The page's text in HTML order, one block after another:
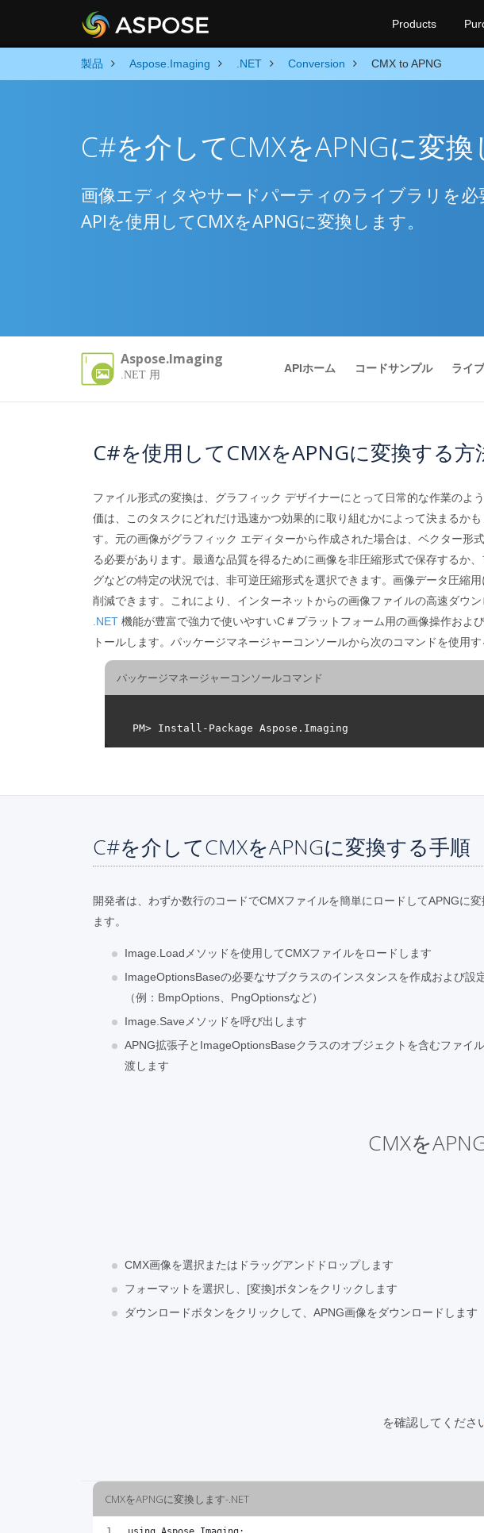
Products
製品 Aspose.Imaging .NET Conversion CMX to APNG
C#を介してCMXをAPNGに変換
画像エディタやサードパーティのライブラリを
APIを使用してCMXをAPNGに変換します。
Aspose.Imaging
.NET 用
APIホーム コードサンプル ライ
C#を使用してCMXをAPNGに変換する方
ファイル形式の変換は、グラフィック デザイナーにとって日常的な作業の
価は、このタスクにどれだけ迅速かつ効果的に取り組むかによって決まるか
す。元の画像がグラフィック エディターから作成された場合は、ベクター
る必要があります。最適な品質を得るために画像を非圧縮形式で保存するか
グなどの特定の状況では、非可逆圧縮形式を選択できます。画像データ圧縮
削減できます。これにより、インターネットからの画像ファイルの高速ダウ
.NET 機能が豊富で強力で使いやすいC＃プラットフォーム用の画像操作およ
トールします。パッケージマネージャーコンソールから次のコマンドを使用す
パッケージマネージャーコンソールコマンド
C#を介してCMXをAPNGに変換する手順
開発者は、わずか数行のコードでCMXファイルを簡単にロードしてAPNGに変
ます。
Image.Loadメソッドを使用してCMXファイルをロードします
ImageOptionsBaseの必要なサブクラスのインスタンスを作成および設
（例：BmpOptions、PngOptionsなど）
Image.Saveメソッドを呼び出します
APNG拡張子とImageOptionsBaseクラスのオブジェクトを含むファイ
渡します
CMXを
CMX画像を選択またはドラッグアンドドロップします
フォーマットを選択し、[変換]ボタンをクリックします
ダウンロードボタンをクリックして、APNG画像をダウンロードします
を確認してくださ
CMXをAPNGに変換します-.NET